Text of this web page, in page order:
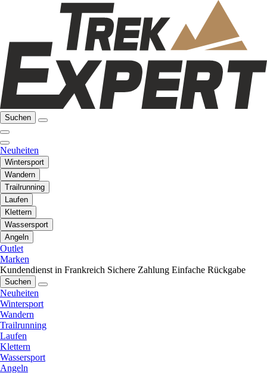
Suchen
Neuheiten
Wintersport
Wandern
Trailrunning
Laufen
Klettern
Wassersport
Angeln
Outlet
Marken
Kundendienst in Frankreich Sichere Zahlung Einfache Rückgabe
Suchen
Neuheiten
Wintersport
Wandern
Trailrunning
Laufen
Klettern
Wassersport
Angeln